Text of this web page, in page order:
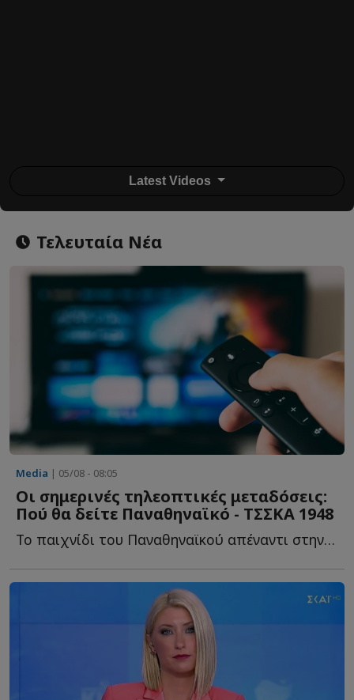
Latest Videos
Τελευταία Νέα
Media | 05/08 - 08:05
Οι σημερινές τηλεοπτικές μεταδόσεις:
Πού θα δείτε Παναθηναϊκό - ΤΣΣΚΑ 1948
Το παιχνίδι του Παναθηναϊκού απέναντι στην ΤΣΣΚΑ 1948 γ...